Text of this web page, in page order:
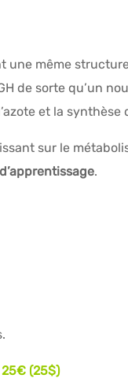
même structure
de sorte qu’un
et la synthèse
sur le
.
25€ (25$)